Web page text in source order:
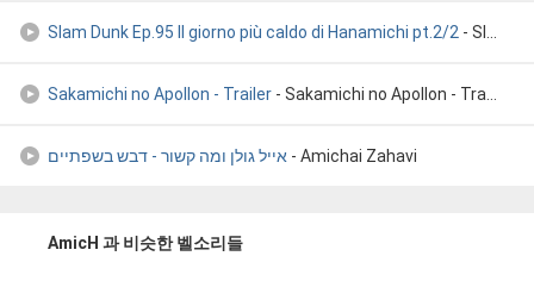
Slam Dunk Ep.95 Il giorno più caldo di Hanamichi pt.2/2 - Slam Dunk Ep.95 Il giorno più caldo di Hanamichi pt.2/2
Sakamichi no Apollon - Trailer - Sakamichi no Apollon - Trailer
אייל גולן ומה קשור - דבש בשפתיים - Amichai Zahavi
AmicH 과 비슷한 벨소리들